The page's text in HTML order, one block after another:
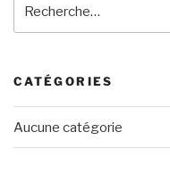
CATÉGORIES
Aucune catégorie